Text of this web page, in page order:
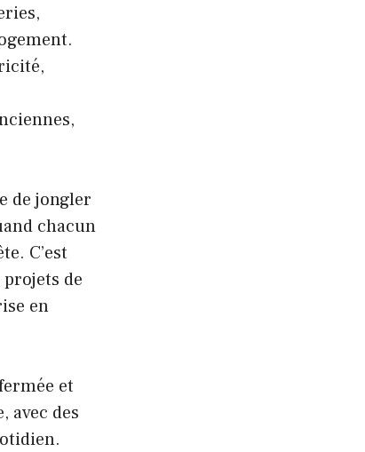
de jongler
chacun
C’est
de
en
et
avec des